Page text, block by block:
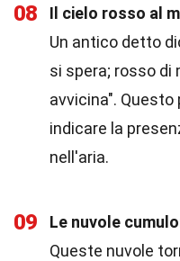
08 Il cielo rosso al
Un antico detto
si spera; rosso di
avvicina".
indicare la
nell'aria.
09 Le nuvole
Queste nuvole